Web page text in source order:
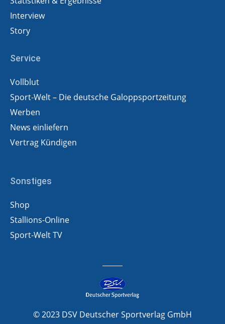
Interview
Story
Service
Vollblut
Sport-Welt – Die deutsche Galoppsportzeitung
Werben
News einliefern
Vertrag Kündigen
Sonstiges
Shop
Stallions-Online
Sport-Welt TV
© 2023 DSV Deutscher Sportverlag GmbH